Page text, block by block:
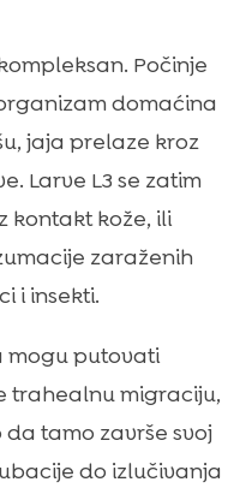
Počinje
domaćina
jaja prelaze kroz
Larve L3 se zatim
kontakt kože, ili
zaraženih
i insekti.
mogu putovati
trahealnu migraciju,
tamo završe svoj
do izlučivanja